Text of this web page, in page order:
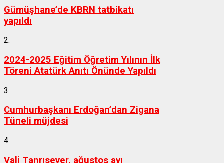
Gümüşhane’de KBRN tatbikatı
yapıldı
2.
2024-2025 Eğitim Öğretim Yılının İlk
Töreni Atatürk Anıtı Önünde Yapıldı
3.
Cumhurbaşkanı Erdoğan’dan Zigana
Tüneli müjdesi
4.
Vali Tanrısever, ağustos ayı